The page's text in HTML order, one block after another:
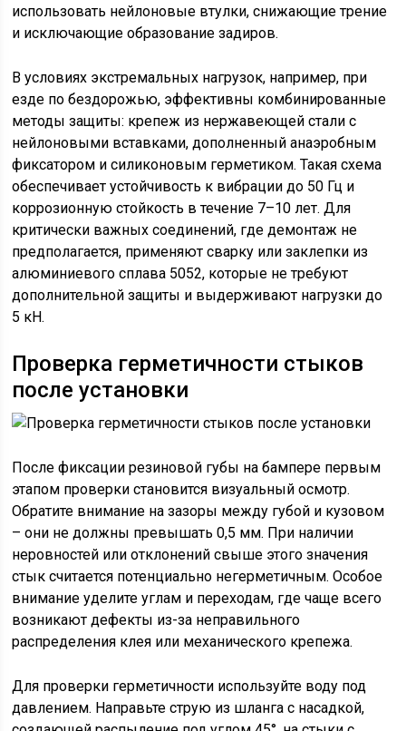
использовать нейлоновые втулки, снижающие трение
и исключающие образование задиров.
В условиях экстремальных нагрузок, например, при
езде по бездорожью, эффективны комбинированные
методы защиты: крепеж из нержавеющей стали с
нейлоновыми вставками, дополненный анаэробным
фиксатором и силиконовым герметиком. Такая схема
обеспечивает устойчивость к вибрации до 50 Гц и
коррозионную стойкость в течение 7–10 лет. Для
критически важных соединений, где демонтаж не
предполагается, применяют сварку или заклепки из
алюминиевого сплава 5052, которые не требуют
дополнительной защиты и выдерживают нагрузки до
5 кН.
Проверка герметичности стыков
после установки
После фиксации резиновой губы на бампере первым
этапом проверки становится визуальный осмотр.
Обратите внимание на зазоры между губой и кузовом
– они не должны превышать 0,5 мм. При наличии
неровностей или отклонений свыше этого значения
стык считается потенциально негерметичным. Особое
внимание уделите углам и переходам, где чаще всего
возникают дефекты из-за неправильного
распределения клея или механического крепежа.
Для проверки герметичности используйте воду под
давлением. Направьте струю из шланга с насадкой,